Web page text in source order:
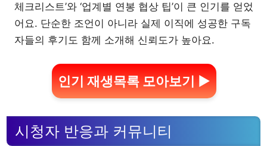
체크리스트’와 ‘업계별 연봉 협상 팁’이 큰 인기를 얻었
어요. 단순한 조언이 아니라 실제 이직에 성공한 구독
자들의 후기도 함께 소개해 신뢰도가 높아요.
인기 재생목록 모아보기 ▶
시청자 반응과 커뮤니티